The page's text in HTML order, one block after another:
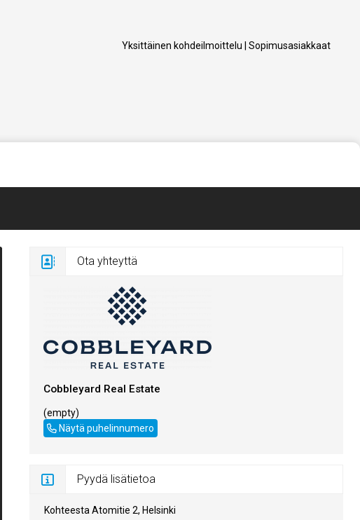
Yksittäinen kohdeilmoittelu Sopimusasiakkaat
Ota yhteyttä
Cobbleyard Real Estate
(empty)
Näytä puhelinnumero
+358401931078
Pyydä lisätietoa
Kohteesta Atomitie 2, Helsinki